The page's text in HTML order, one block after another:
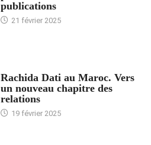
publications
21 février 2025
Rachida Dati au Maroc. Vers
un nouveau chapitre des
relations
19 février 2025